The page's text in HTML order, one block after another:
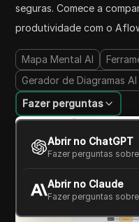
seguras. Comece a
produtividade com o
Mapa Mental AI
Gerador de Diagramas AI
Fazer perguntas
Abrir no ChatGPT
Fazer perguntas
Abrir no Claude
Fazer perguntas